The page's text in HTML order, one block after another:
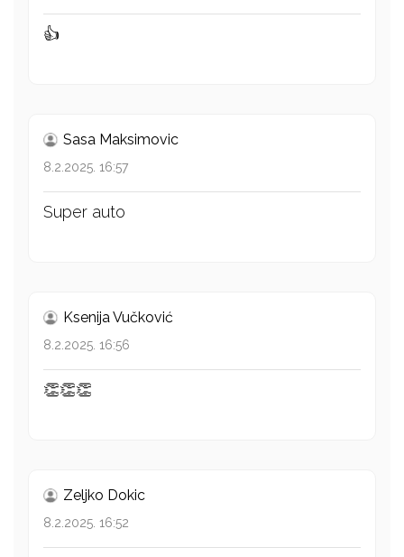
👍
Sasa Maksimovic
8.2.2025. 16:57
Super auto
Ksenija Vučković
8.2.2025. 16:56
👏👏👏
Zeljko Dokic
8.2.2025. 16:52